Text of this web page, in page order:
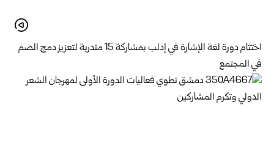
اختتام دورة لغة الإشارة في إدلب بمشاركة 15 متدربة لتعزيز دمج الصم
في المجتمع